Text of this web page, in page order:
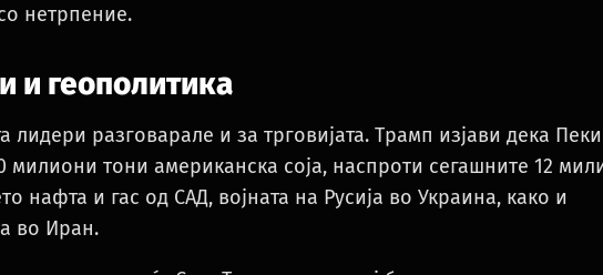
нетрпение.
и геополитика
лидери разговарале и за трговијата. Трамп изјави дека
милиони тони американска соја, наспроти сегашните 12
нафта и гас од САД, војната на Русија во Украина, како и
во Иран.